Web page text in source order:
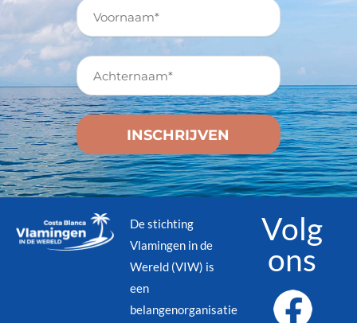
De stichting
Vlamingen in de
Wereld (VIW) is
een
belangenorganisatie
Volg
ons